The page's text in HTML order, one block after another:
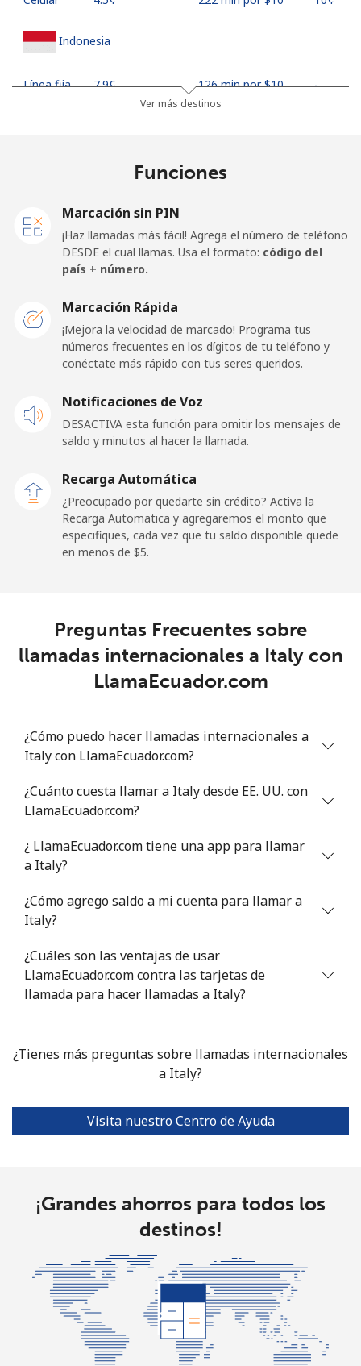
Indonesia
Línea fija ⁦7.9¢⁩ 126 min por ⁦$10⁩ -
Línea fija ⁦27.5¢⁩ 36 min por ⁦$10⁩ -
Iraq
Línea fija ⁦26.9¢⁩ 37 min por ⁦$10⁩
Celular ⁦29.5¢⁩ 33 min por ⁦$10⁩
Ireland
Línea fija ⁦1.6¢⁩ 625 min por ⁦$10⁩
⁦2.5¢⁩ 400 min por ⁦$10⁩ -
Línea fija 204 min por ⁦$10⁩
Celular ⁦13.9¢⁩ 71 min por ⁦$10⁩ -
Línea fija ⁦1.5¢⁩ 665 min por ⁦$10⁩
Celular ⁦1.6¢⁩ 625 min por ⁦$10⁩
Línea fija
Celular ⁦46.9¢⁩ 21 min por ⁦$10⁩ ⁦32¢⁩
Ver más destinos
Funciones
Marcación sin PIN
¡Haz llamadas más fácil! Agrega el número de teléfono
DESDE el cual llamas. Usa el formato: código del
país + número.
Marcación Rápida
¡Mejora la velocidad de marcado! Programa tus
números frecuentes en los dígitos de tu teléfono y
conéctate más rápido con tus seres queridos.
Notificaciones de Voz
DESACTIVA esta función para omitir los mensajes de
saldo y minutos al hacer la llamada.
Recarga Automática
¿Preocupado por quedarte sin crédito? Activa la
Recarga Automatica y agregaremos el monto que
especifiques, cada vez que tu saldo disponible quede
en menos de ⁦$5⁩.
Preguntas Frecuentes sobre
llamadas internacionales a Italy con
LlamaEcuador.com
¿Cómo puedo hacer llamadas internacionales a
Italy con LlamaEcuador.com?
¿Cuánto cuesta llamar a Italy desde EE. UU. con
LlamaEcuador.com?
¿ LlamaEcuador.com tiene una app para llamar
a Italy?
¿Cómo agrego saldo a mi cuenta para llamar a
Italy?
¿Cuáles son las ventajas de usar
LlamaEcuador.com contra las tarjetas de
llamada para hacer llamadas a Italy?
¿Tienes más preguntas sobre llamadas internacionales
a Italy?
Visita nuestro Centro de Ayuda
¡Grandes ahorros para todos los
destinos!